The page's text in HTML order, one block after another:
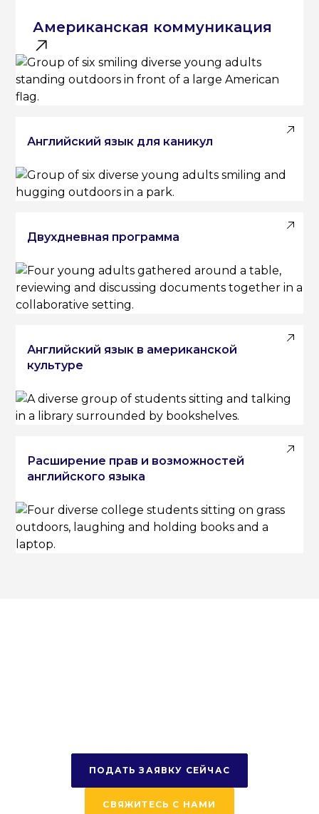
Американская коммуникация
Английский язык для каникул
Двухдневная программа
Английский язык в американской
культуре
Расширение прав и возможностей
английского языка
ПОДАТЬ ЗАЯВКУ СЕЙЧАС
СВЯЖИТЕСЬ С НАМИ